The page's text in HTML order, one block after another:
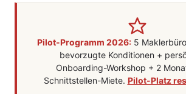
Pilot-Programm 2026:5
bevorzugte Konditionen +
Onboarding-Workshop + 2
Schnittstellen-Miete. Pilot-Platz